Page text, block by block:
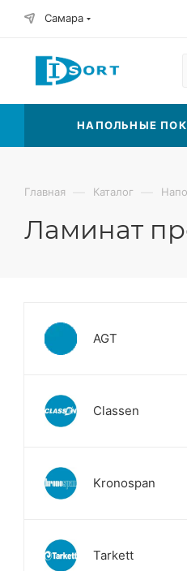
Самара
НАПОЛЬНЫЕ
Главная — Каталог —
Ламинат
AGT
Classen
Kronospan
Tarkett